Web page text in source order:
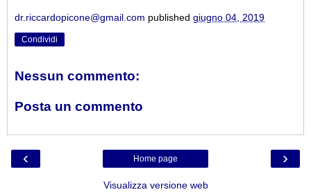
dr.riccardopicone@gmail.com published giugno 04, 2019
Condividi
Nessun commento:
Posta un commento
‹ ›
Home page
Visualizza versione web